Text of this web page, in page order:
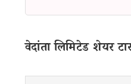
वेदांता लिमिटेड शेयर